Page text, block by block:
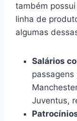
também
linha de
algumas
Salários
Juventus,